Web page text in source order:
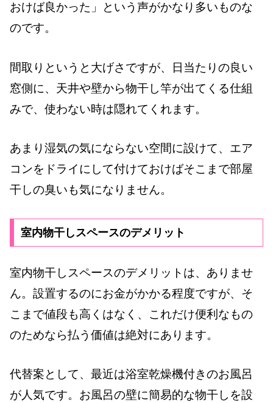
おけば良かった」という声がかなり多いものな
のです。
間取りというと大げさですが、日当たりの良い
窓側に、天井や壁から物干し竿が出てくる仕組
みで、使わない時は隠れてくれます。
あまり湿気の気にならない空間に設けて、エア
コンをドライにして付けておけばそこまで部屋
干しの臭いも気になりません。
室内物干しスペースのデメリット
室内物干しスペースのデメリットは、ありませ
ん。設置するのにお金がかかる程度ですが、そ
こまで値段も高くはなく、これだけ便利なもの
のためなら払う価値は絶対にあります。
代替案として、最近は浴室乾燥機付きのお風呂
が人気です。お風呂の壁に簡易的な物干しを設